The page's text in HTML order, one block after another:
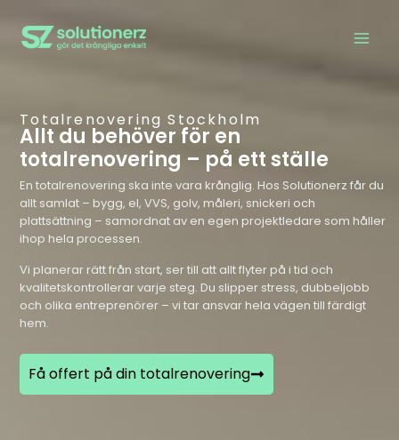
Totalrenovering Stockholm
Allt du behöver för en
totalrenovering – på ett ställe
En totalrenovering ska inte vara krånglig. Hos Solutionerz får du
allt samlat – bygg, el, VVS, golv, måleri, snickeri och
plattsättning – samordnat av en egen projektledare som håller
ihop hela processen.
Vi planerar rätt från start, ser till att allt flyter på i tid och
kvalitetskontrollerar varje steg. Du slipper stress, dubbeljobb
och olika entreprenörer – vi tar ansvar hela vägen till färdigt
hem.
Få offert på din totalrenovering